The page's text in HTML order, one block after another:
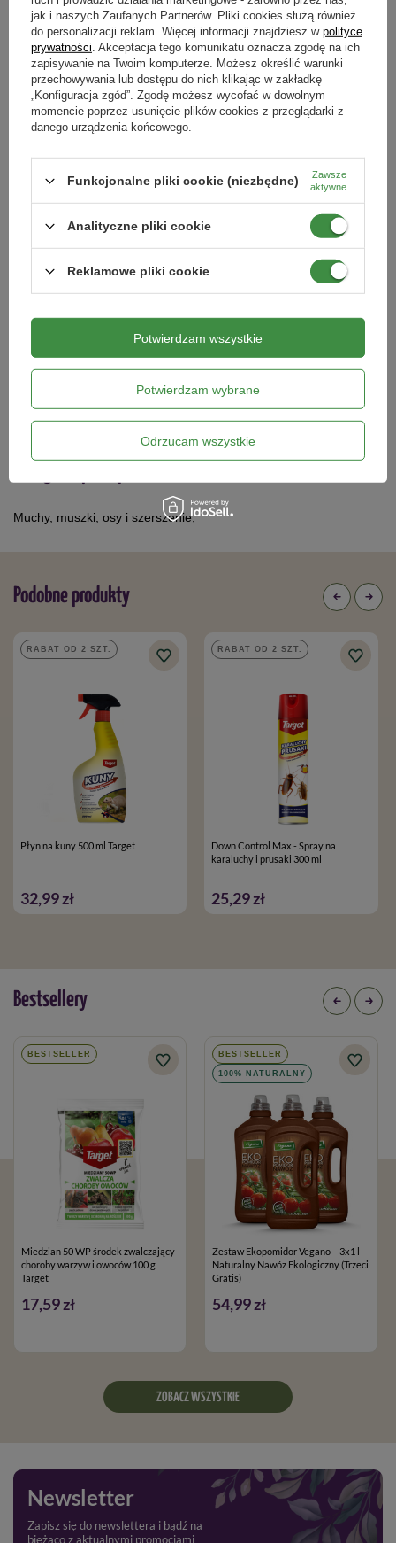
Przygotujciecz roboczą o stężeniu 0,5%,rozpuszczając20 g
preparatu w 4 l wody. Opryskuj dokładnie powierzchnie
sufitów, okolic okien i innych miejsc, gdzie widoczne są owady.
Ilość powstałego roztworu wystarczy na oprysk do 120 m
powierzchni.
Zwalczanie owadów biegających (mrówki):
przy mniejszym stopniu infestacji. Rozpuść 20 g preparatu
w odpowiednio 2 lub 4 l wody. Opryskuj wokół listew
podłogowych, drzwi, wnętrza szaf, przewodów wentylacji, szpar
i szczelin, gdzie owady się gnieżdżą.
Zalecany termin stosowania:marzec-październik.
Podczas zabiegu w pomieszczeniu nie mogą przebywać
osoby postronne i zwierzęta.
Pomieszczenie może być użytkowane dopiero po
wyschnięciu powierzchni i dokładnym wywietrzeniu
Minimalny czas wentylacji to 1 godzina.
Substancje czynne:
tetrametryna 0,5 g/kg (0,1%)
Wydajność: 1 opakowanie 20 g wystarcza na skuteczne
zwalczanie owadów na obszarze do 120 m².
Opakowanie: 20 g
środków ostrożności. Przed użyciem należy przeczytać etykietę
Podmiot odpowiedzialny za ten produkt na terenie UE Więcej
Opinie naszych klientów
Produkty powiązane
DOSTAWA 0 ZŁ
Kretołap + Wkłady + Czujnik –
Zestaw Do Zwalczania Kreta
410,29 zł
Płyn na komary, kleszcze i meszki
100 ml
17,59 zł
Muchy, muszki, osy i szerszenie,
Podobne produkty
RABAT OD 2 SZT.
Płyn na kuny 500 ml Target
32,99 zł
RABAT OD 2 SZT.
Down Control Max - Spray na
karaluchy i prusaki 300 ml
25,29 zł
Bestsellery
BESTSELLER
Miedzian 50 WP środek zwalczający
choroby warzyw i owoców 100 g
Target
17,59 zł
BESTSELLER
100% NATURALNY
Zestaw Ekopomidor Vegano – 3x1 l
Naturalny Nawóz Ekologiczny (Trzeci
Gratis)
54,99 zł
ZOBACZ WSZYSTKIE
Newsletter
Zapisz się do newslettera i bądź na
bieżąco z aktualnymi promocjami
jak i naszych Zaufanych Partnerów. Pliki cookies służą również
do personalizacji reklam. Więcej informacji znajdziesz w polityce
prywatności . Akceptacja tego komunikatu oznacza zgodę na ich
zapisywanie na Twoim komputerze. Możesz określić warunki
przechowywania lub dostępu do nich klikając w zakładkę
„Konfiguracja zgód”. Zgodę możesz wycofać w dowolnym
momencie poprzez usunięcie plików cookies z przeglądarki z
danego urządzenia końcowego.
Funkcjonalne pliki cookie (niezbędne)
Zawsze
aktywne
Analityczne pliki cookie
Reklamowe pliki cookie
Potwierdzam wybrane
Odrzucam wszystkie
Potwierdzam wszystkie